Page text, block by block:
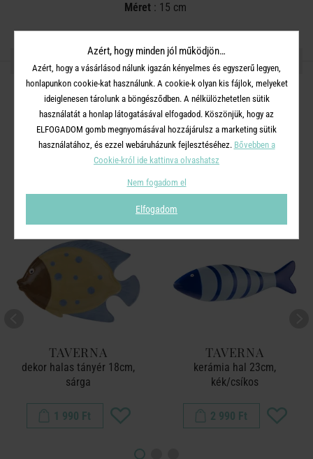
Méret : 15 cm
OSZD MEG MÁSOKKAL!
A TERMÉKCSALÁD TOVÁBBI
TERMÉKEI
TAVERNA
dekor halas tányér 18cm,
sárga
1 990 Ft
TAVERNA
kerámia hal 23cm,
kék/csíkos
2 990 Ft
Azért, hogy minden jól működjön…
Azért, hogy a vásárlásod nálunk igazán kényelmes és egyszerű legyen,
honlapunkon cookie-kat használunk. A cookie-k olyan kis fájlok, melyeket
ideiglenesen tárolunk a böngésződben. A nélkülözhetetlen sütik
használatát a honlap látogatásával elfogadod. Köszönjük, hogy az
ELFOGADOM gomb megnyomásával hozzájárulsz a marketing sütik
használatához, és ezzel webáruházunk fejlesztéséhez. Bővebben a
Cookie-król ide kattinva olvashatsz
Nem fogadom el
Elfogadom